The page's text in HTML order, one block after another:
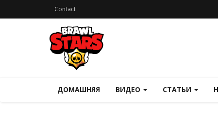
Contact
ДОМАШНЯЯ ВИДЕО СТАТЬИ